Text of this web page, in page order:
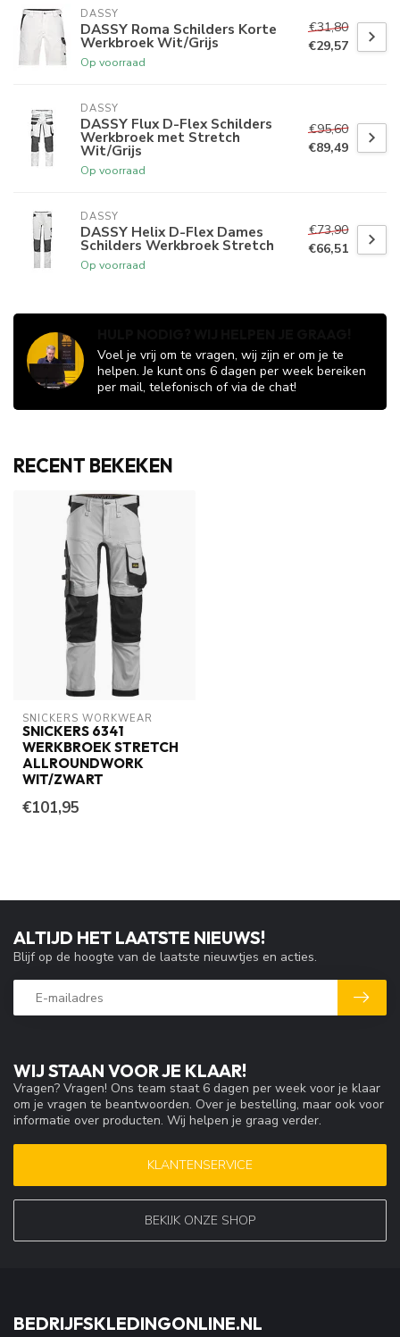
DASSY
DASSY Roma Schilders Korte
Werkbroek Wit/Grijs
Op voorraad
€31,80
€29,57
DASSY
DASSY Flux D-Flex Schilders
Werkbroek met Stretch
Wit/Grijs
Op voorraad
€95,60
€89,49
DASSY
DASSY Helix D-Flex Dames
Schilders Werkbroek Stretch
Op voorraad
€73,90
€66,51
Voel je vrij om te vragen, wij zijn er om je te
helpen. Je kunt ons 6 dagen per week bereiken
per mail, telefonisch of via de chat!
RECENT BEKEKEN
SNICKERS WORKWEAR
SNICKERS 6341
WERKBROEK STRETCH
ALLROUNDWORK
WIT/ZWART
€101,95
WIJ STAAN VOOR JE KLAAR!
Vragen? Vragen! Ons team staat 6 dagen per week voor je klaar
om je vragen te beantwoorden. Over je bestelling, maar ook voor
informatie over producten. Wij helpen je graag verder.
KLANTENSERVICE
BEKIJK ONZE SHOP
ALTIJD HET LAATSTE NIEUWS!
Blijf op de hoogte van de laatste nieuwtjes en acties.
BEDRIJFSKLEDINGONLINE.NL